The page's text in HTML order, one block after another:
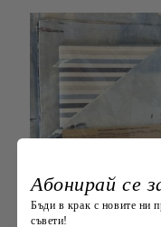
КОМПЛЕКТ ЗА
ЕДИНИЧНО
Абонирай
Бъди в крак с новите ни
съвети!